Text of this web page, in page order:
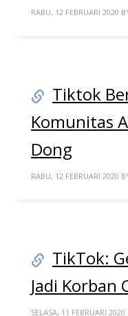
RABU, 12 FEBRUARI 2020
Tiktok
Komunitas
Dong
RABU, 12 FEBRUARI 2020
TikTok:
Jadi Korban
SELASA, 11 FEBRUARI 2020